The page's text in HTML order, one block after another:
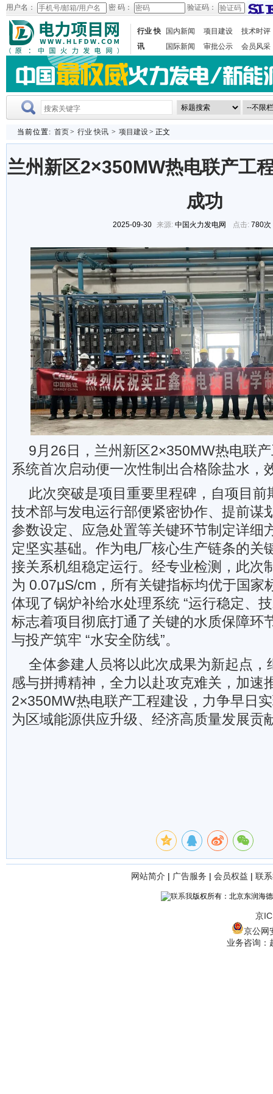
用户名： 密 码： 验证码：
行业 快
讯
国内新闻 项目建设
技术时评
国际新闻
审批公示 会员风采
当前位置: 首页> 行业 快讯 > 项目建设> 正文
兰州新区2×350MW热电联产工
成功
2025-09-30 来源: 中国火力发电网 点击: 780次
9月26日，兰州新区2×350MW热电联
系统首次启动便一次性制出合格除盐水，
此次突破是项目重要里程碑，自项目
技术部与发电运行部便紧密协作、提前谋
参数设定、应急处置等关键环节制定详细
定坚实基础。作为电厂核心生产链条的关
接关系机组稳定运行。经专业检测，此次
为 0.07μS/cm，所有关键指标均优于国家
体现了锅炉补给水处理系统 “运行稳定、
标志着项目彻底打通了关键的水质保障环
与投产筑牢 “水安全防线”。
全体参建人员将以此次成果为新起点，
感与拼搏精神，全力以赴攻克难关，加速
2×350MW热电联产工程建设，力争早日
为区域能源供应升级、经济高质量发展贡
网站简介 | 广告服务 | 会员权益 | 联
版权所有：北京东润海
京
京公网
业务咨询：